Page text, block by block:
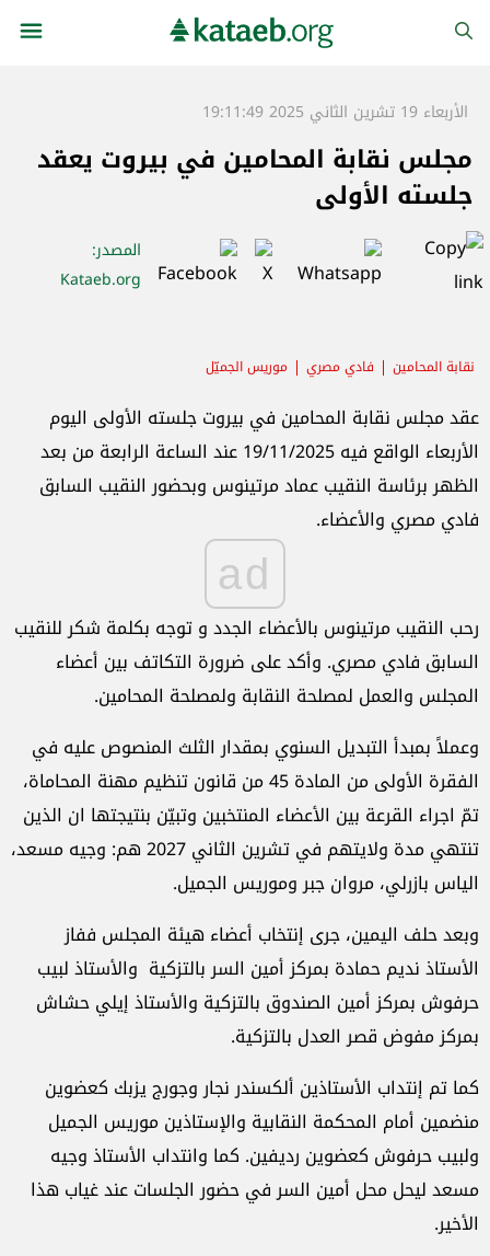
الأربعاء 19 تشرين الثاني 2025 19:11:49
مجلس نقابة المحامين في بيروت يعقد
جلسته الأولى
المصدر:
Kataeb.org
نقابة المحامين فادي مصري موريس الجميّل
عقد مجلس نقابة المحامين في بيروت جلسته الأولى اليوم
الأربعاء الواقع فيه 19/11/2025 عند الساعة الرابعة من بعد
الظهر برئاسة النقيب عماد مرتينوس وبحضور النقيب السابق
فادي مصري والأعضاء.
ad
رحب النقيب مرتينوس بالأعضاء الجدد و توجه بكلمة شكر للنقيب
السابق فادي مصري. وأكد على ضرورة التكاتف بين أعضاء
المجلس والعمل لمصلحة النقابة ولمصلحة المحامين.
وعملاً بمبدأ التبديل السنوي بمقدار الثلث المنصوص عليه في
الفقرة الأولى من المادة 45 من قانون تنظيم مهنة المحاماة،
تمّ اجراء القرعة بين الأعضاء المنتخبين وتبيّن بنتيجتها ان الذين
تنتهي مدة ولايتهم في تشرين الثاني 2027 هم: وجيه مسعد،
الياس بازرلي، مروان جبر وموريس الجميل.
وبعد حلف اليمين، جرى إنتخاب أعضاء هيئة المجلس ففاز
الأستاذ نديم حمادة بمركز أمين السر بالتزكية والأستاذ لبيب
حرفوش بمركز أمين الصندوق بالتزكية والأستاذ إيلي حشاش
بمركز مفوض قصر العدل بالتزكية.
كما تم إنتداب الأستاذين ألكسندر نجار وجورج يزبك كعضوين
منضمين أمام المحكمة النقابية والإستاذين موريس الجميل
ولبيب حرفوش كعضوين رديفين. كما وانتداب الأستاذ وجيه
مسعد ليحل محل أمين السر في حضور الجلسات عند غياب هذا
الأخير.